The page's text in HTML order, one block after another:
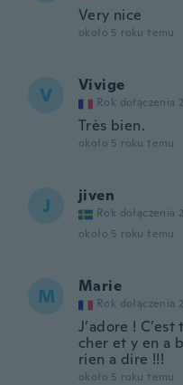
Very nice
około 5 roku temu
V Vivige
Rok dołączenia
Très bien.
około 5 roku temu
J jiven
Rok dołączenia
około 5 roku temu
M Marie
Rok dołączenia
J’adore !
cher et y en a
rien a dire !!!
około 5 roku temu